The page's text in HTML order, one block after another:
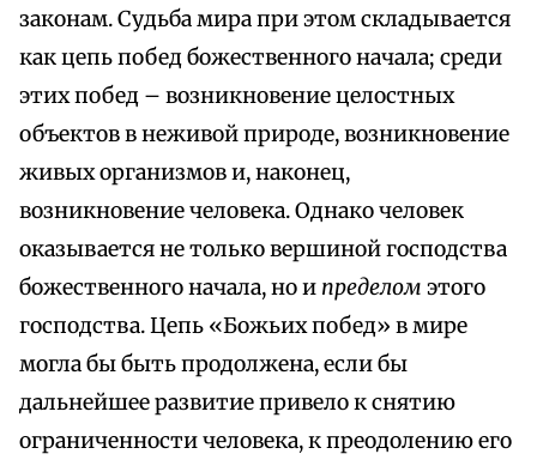
законам. Судьба мира при этом складывается
как цепь побед божественного начала; среди
этих побед – возникновение целостных
объектов в неживой природе, возникновение
живых организмов и, наконец,
возникновение человека. Однако человек
оказывается не только вершиной господства
божественного начала, но и пределом этого
господства. Цепь «Божьих побед» в мире
могла бы быть продолжена, если бы
дальнейшее развитие привело к снятию
ограниченности человека, к преодолению его